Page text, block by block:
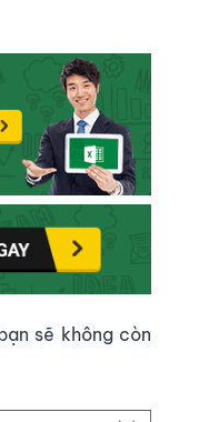
sẽ không còn